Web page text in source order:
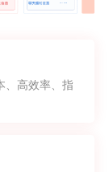
、高效率、指